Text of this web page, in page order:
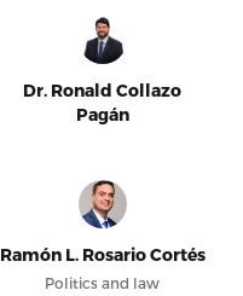
Dr. Ronald Collazo
Pagán
Ramón L. Rosario Cortés
Politics and law